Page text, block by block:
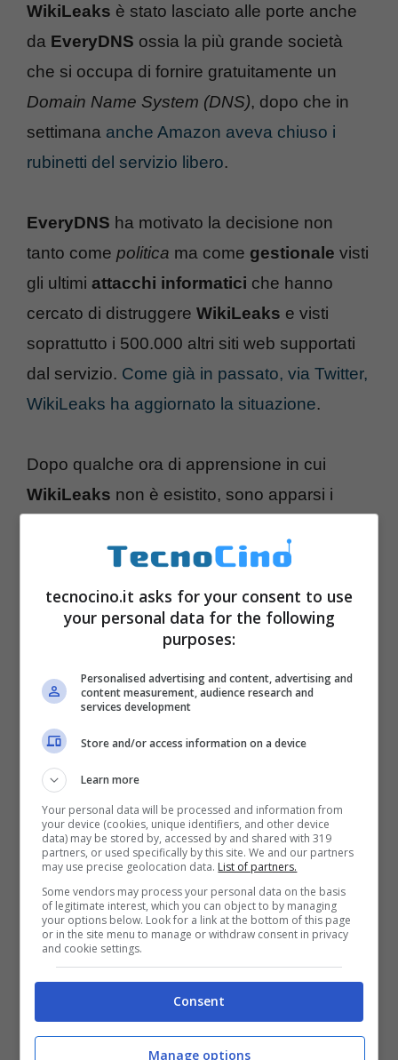
WikiLeaks è stato lasciato alle porte anche
da EveryDNS ossia la più grande società
che si occupa di fornire gratuitamente un
Domain Name System (DNS), dopo che in
settimana anche Amazon aveva chiuso i
rubinetti del servizio libero.
EveryDNS ha motivato la decisione non
tanto come politica ma come gestionale visti
gli ultimi attacchi informatici che hanno
cercato di distruggere WikiLeaks e visti
soprattutto i 500.000 altri siti web supportati
dal servizio. Come già in passato, via Twitter,
WikiLeaks ha aggiornato la situazione.
Dopo qualche ora di apprensione in cui
WikiLeaks non è esistito, sono apparsi i
e http://88.80.13.160/ con server francesi di
tecnocino.it asks for your consent to use
your personal data for the following
purposes:
Personalised advertising and content, advertising and
content measurement, audience research and
services development
Store and/or access information on a device
Learn more
Your personal data will be processed and information from
your device (cookies, unique identifiers, and other device
data) may be stored by, accessed by and shared with 319
partners, or used specifically by this site. We and our partners
may use precise geolocation data. List of partners.
Some vendors may process your personal data on the basis
of legitimate interest, which you can object to by managing
your options below. Look for a link at the bottom of this page
or in the site menu to manage or withdraw consent in privacy
and cookie settings.
Consent
Manage options